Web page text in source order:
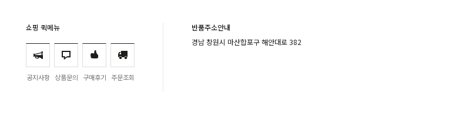
쇼핑 퀵메뉴
공지사항 상품문의 구매후기 주문조회
반품주소안내
경남 창원시 마산합포구 해안대로 382